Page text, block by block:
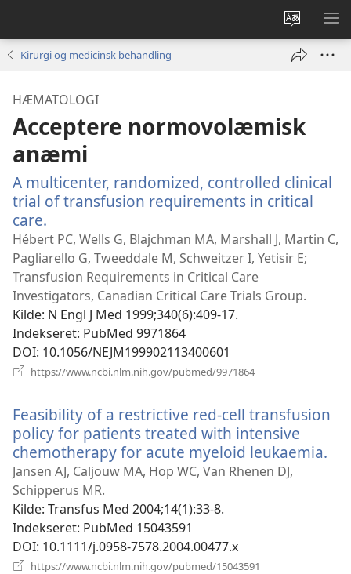
Vælg
sprog
VIS
Kirurgi og medicinsk behandling
HÆMATOLOGI
Acceptere normovolæmisk
anæmi
A multicenter, randomized, controlled clinical
trial of transfusion requirements in critical
care.
nyt
vindue)
Hébert PC, Wells G, Blajchman MA, Marshall J, Martin C,
Pagliarello G, Tweeddale M, Schweitzer I, Yetisir E;
Transfusion Requirements in Critical Care
Investigators, Canadian Critical Care Trials Group.
Kilde‎: N Engl J Med 1999;340(6):409-17.
Indekseret‎: PubMed 9971864
DOI‎: 10.1056/NEJM199902113400601
https://www.ncbi.nlm.nih.gov/pubmed/9971864
Feasibility of a restrictive red-cell transfusion
policy for patients treated with intensive
chemotherapy for acute myeloid leukaemia.
Jansen AJ, Caljouw MA, Hop WC, Van Rhenen DJ,
Schipperus MR.
Kilde‎: Transfus Med 2004;14(1):33-8.
Indekseret‎: PubMed 15043591
DOI‎: 10.1111/j.0958-7578.2004.00477.x
https://www.ncbi.nlm.nih.gov/pubmed/15043591